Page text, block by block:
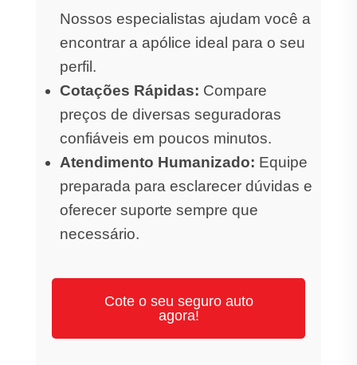
Nossos especialistas ajudam você a
encontrar a apólice ideal para o seu
perfil.
Cotações Rápidas: Compare
preços de diversas seguradoras
confiáveis em poucos minutos.
Atendimento Humanizado: Equipe
preparada para esclarecer dúvidas e
oferecer suporte sempre que
necessário.
Cote o seu seguro auto
agora!